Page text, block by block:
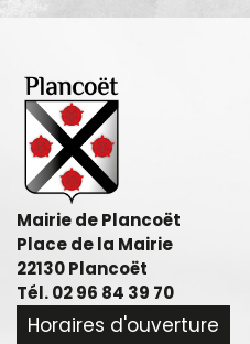
Mairie de Plancoët
Place de la Mairie
22130 Plancoët
Tél. 02 96 84 39 70
Horaires d'ouverture